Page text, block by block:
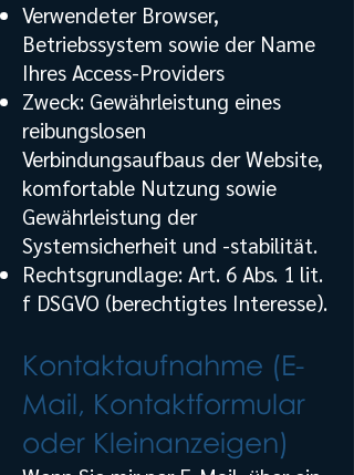
Verwendeter Browser,
Betriebssystem sowie der Name
Ihres Access-Providers
Zweck: Gewährleistung eines
reibungslosen
Verbindungsaufbaus der Website,
komfortable Nutzung sowie
Gewährleistung der
Systemsicherheit und -stabilität.
Rechtsgrundlage: Art. 6 Abs. 1 lit.
f DSGVO (berechtigtes Interesse).
Kontaktaufnahme (E-
Mail, Kontaktformular
oder Kleinanzeigen)